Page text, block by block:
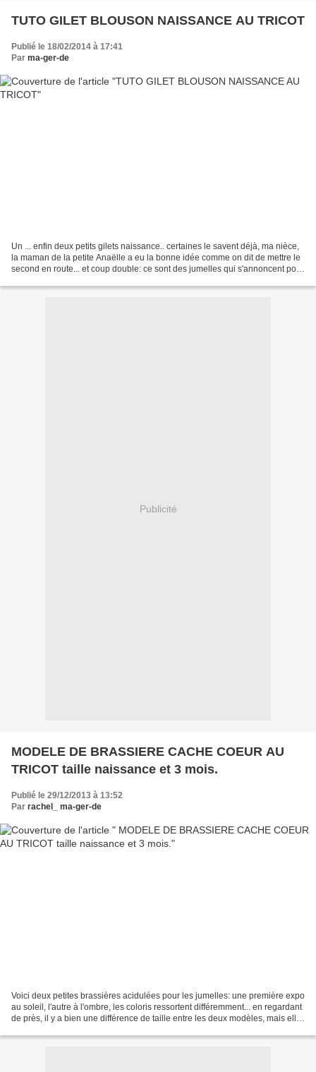
TUTO GILET BLOUSON NAISSANCE AU TRICOT
Publié le 18/02/2014 à 17:41
Par ma-ger-de
Un ... enfin deux petits gilets naissance.. certaines le savent déjà, ma nièce,
la maman de la petite Anaëlle a eu la bonne idée comme on dit de mettre le
second en route... et coup double: ce sont des jumelles qui s'annoncent pour
Publicité
MODELE DE BRASSIERE CACHE COEUR AU
TRICOT taille naissance et 3 mois.
Publié le 29/12/2013 à 13:52
Par rachel_ ma-ger-de
Voici deux petites brassières acidulées pour les jumelles: une première expo
au soleil, l'autre à l'ombre, les coloris ressortent différemment... en regardant
de près, il y a bien une différence de taille entre les deux modèles, mais elle